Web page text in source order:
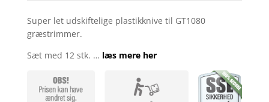
Super let udskiftelige plastikknive til GT1080
græstrimmer.
Sæt med 12 stk. … læs mere her